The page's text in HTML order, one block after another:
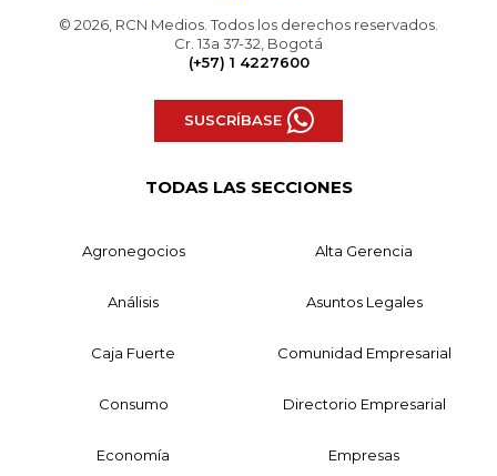
© 2026, RCN Medios. Todos los derechos reservados.
Cr. 13a 37-32, Bogotá
(+57) 1 4227600
SUSCRÍBASE
TODAS LAS SECCIONES
Agronegocios Alta Gerencia
Análisis Asuntos Legales
Caja Fuerte Comunidad Empresarial
Consumo Directorio Empresarial
Economía Empresas